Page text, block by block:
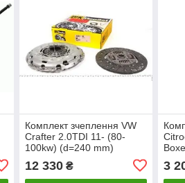
Комплект зчеплення VW
Crafter 2.0TDI 11- (80-
100kw) (d=240 mm)
12 330₴ 3